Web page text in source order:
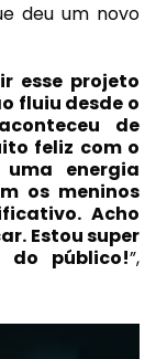
deu um novo
esse projeto
fluiu desde o
de
feliz com o
energia
os meninos
Acho
Estou super
do público!”,